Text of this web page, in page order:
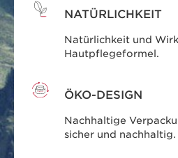
NATÜRLICHKEIT
Natürlichkeit und
Hautpflegeformel.
ÖKO-DESIGN
Nachhaltige
sicher und nachhaltig.